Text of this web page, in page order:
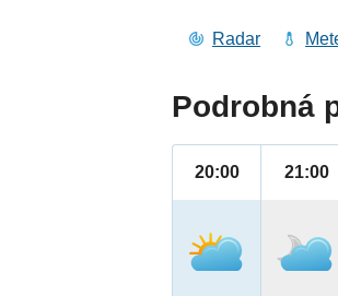
Radar
Podrobná
20:00 21:00